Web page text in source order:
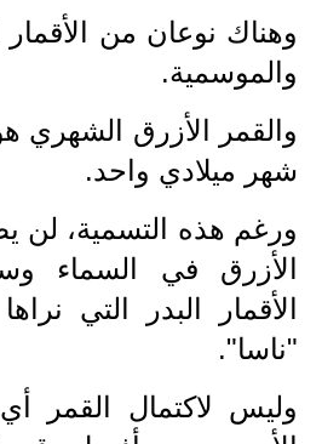
وهناك نوعان من الأقمار
والموسمية.
والقمر الأزرق الشهري
شهر ميلادي واحد.
ورغم هذه التسمية، لن
الأزرق في السماء
الأقمار البدر التي
"ناسا".
وليس لاكتمال القمر